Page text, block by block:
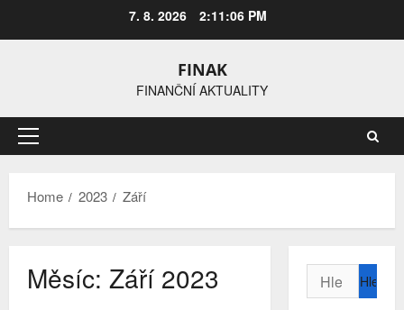
content
7. 8. 2026 2:11:07 PM
FINAK
FINANČNÍ AKTUALITY
Primary
Home
2023 Září
Měsíc: Září 2023 Vyhledávání